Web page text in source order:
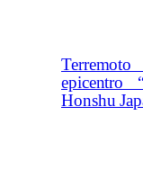
epicentro
Honshu